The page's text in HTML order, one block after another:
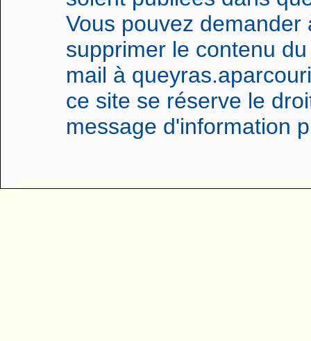
Vous pouvez
supprimer le contenu
mail à
ce site se réserve le
message d'information